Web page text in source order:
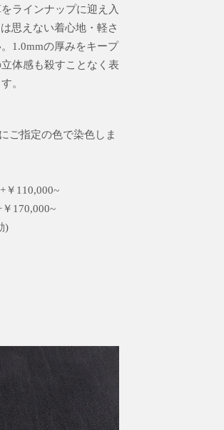
ラインナップに迎え入
思えない着心地・軽さ
1.0mmの厚みをキープ
体感も殺すことなく表
。
ご指定の色で染色しま
￥110,000~
170,000~
)